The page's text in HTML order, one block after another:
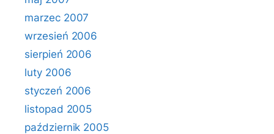
marzec 2007
wrzesień 2006
sierpień 2006
luty 2006
styczeń 2006
listopad 2005
październik 2005